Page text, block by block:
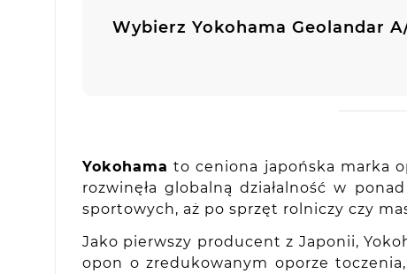
Wybierz Yokohama Geolandar
Yokohama to ceniona japońska marka
rozwinęła globalną działalność w
sportowych, aż po sprzęt rolniczy czy
Jako pierwszy producent z Japonii,
opon o zredukowanym oporze